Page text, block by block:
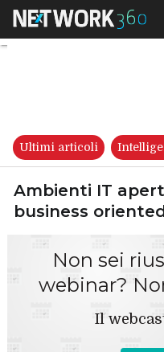
Ultimi articoli
Ambienti IT
business
Non sei
webinar?
Il